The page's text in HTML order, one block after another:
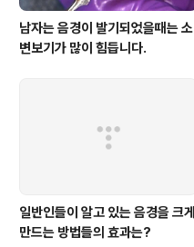
남자는 음경이 발기되었을때는 소
변보기가 많이 힘듭니다.
일반인들이 알고 있는 음경을 크게
만드는 방법들의 효과는?